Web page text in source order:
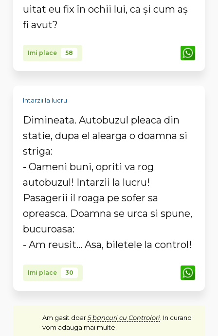
uitat eu fix în ochii lui, ca şi cum aș
fi avut?
Imi place 58
Intarzii la lucru
Dimineata. Autobuzul pleaca din
statie, dupa el alearga o doamna si
striga:
- Oameni buni, opriti va rog
autobuzul! Intarzii la lucru!
Pasagerii il roaga pe sofer sa
opreasca. Doamna se urca si spune,
bucuroasa:
- Am reusit... Asa, biletele la control!
Imi place 30
Am gasit doar5 bancuri cu Controlori. In curand
vom adauga mai multe.